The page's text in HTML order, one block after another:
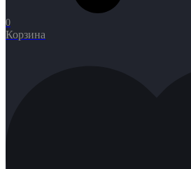
0
Корзина